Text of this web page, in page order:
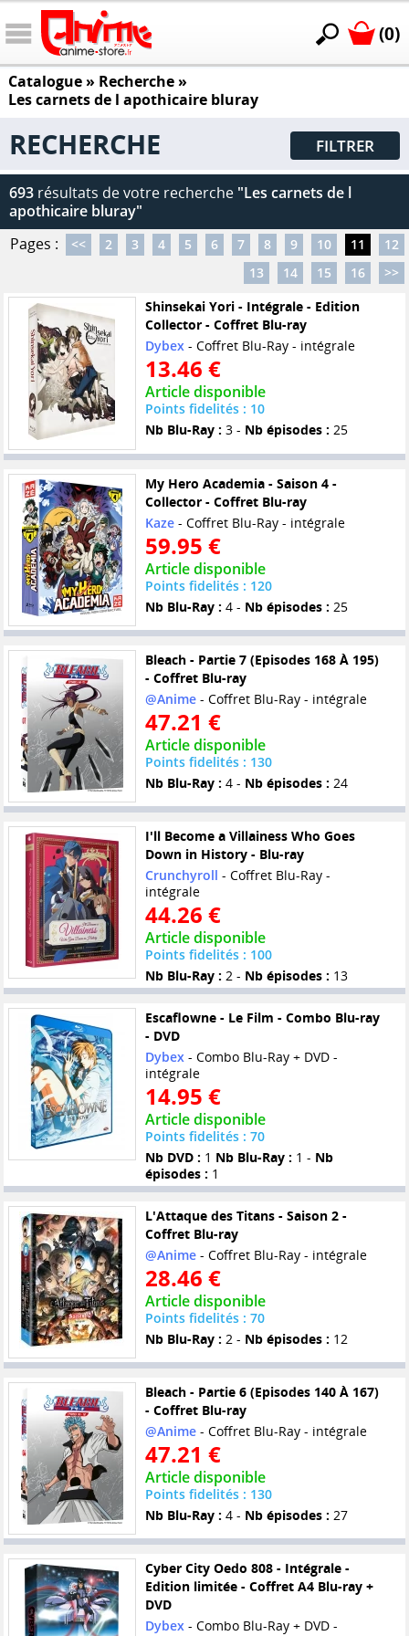
(0)
Catalogue» Recherche »
Les carnets de l apothicaire bluray
RECHERCHE FILTRER
693 résultats de votre recherche "Les carnets de l
apothicaire bluray"
Pages :
<< 2 3 4 5 6 7 8 9 10 11
12
13
14 15 16
>>
Shinsekai Yori - Intégrale - Edition
Collector - Coffret Blu-ray
Dybex- Coffret Blu-Ray - intégrale
13.46 €
Article disponible
Points fidelités : 10
Nb Blu-Ray : 3 - Nb épisodes : 25
My Hero Academia - Saison 4 -
Collector - Coffret Blu-ray
Kaze- Coffret Blu-Ray - intégrale
59.95 €
Article disponible
Points fidelités : 120
Nb Blu-Ray : 4 - Nb épisodes : 25
Bleach - Partie 7 (Episodes 168 À 195)
- Coffret Blu-ray
@Anime- Coffret Blu-Ray - intégrale
47.21 €
Article disponible
Points fidelités : 130
Nb Blu-Ray : 4 - Nb épisodes : 24
I'll Become a Villainess Who Goes
Down in History - Blu-ray
Crunchyroll - Coffret Blu-Ray -
intégrale
44.26 €
Article disponible
Points fidelités : 100
Nb Blu-Ray : 2 - Nb épisodes : 13
Escaflowne - Le Film - Combo Blu-ray
- DVD
Dybex - Combo Blu-Ray + DVD -
intégrale
14.95 €
Article disponible
Points fidelités : 70
Nb DVD : 1 Nb Blu-Ray : 1 - Nb
épisodes : 1
L'Attaque des Titans - Saison 2 -
Coffret Blu-ray
@Anime- Coffret Blu-Ray - intégrale
28.46 €
Article disponible
Points fidelités : 70
Nb Blu-Ray : 2 - Nb épisodes : 12
Bleach - Partie 6 (Episodes 140 À 167)
- Coffret Blu-ray
@Anime- Coffret Blu-Ray - intégrale
47.21 €
Article disponible
Points fidelités : 130
Nb Blu-Ray : 4 - Nb épisodes : 27
Cyber City Oedo 808 - Intégrale -
Edition limitée - Coffret A4 Blu-ray +
DVD
Dybex - Combo Blu-Ray + DVD -